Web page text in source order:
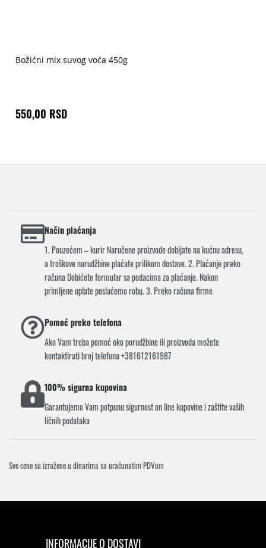
Božićni mix suvog voća 450g
550,00 RSD
Način plaćanja
1. Pouzećem – kurir Naručene proizvode dobijate na kućnu adresu,
a troškove narudžbine plaćate prilikom dostave. 2. Plaćanje preko
računa Dobićete formular sa podacima za plaćanje. Nakon
primljene uplate poslaćemo robu. 3. Preko računa firme
Pomoć preko telefona
Ako Vam treba pomoć oko porudžbine ili proizvoda možete
kontaktirati broj telefona +381612161987
100% sigurna kupovina
Garantujemo Vam potpunu sigurnost on line kupovine i zaštite vaših
ličnih podataka
Sve cene su izražene u dinarima sa uračunatim PDVom
INFORMACIJE O DOSTAVI